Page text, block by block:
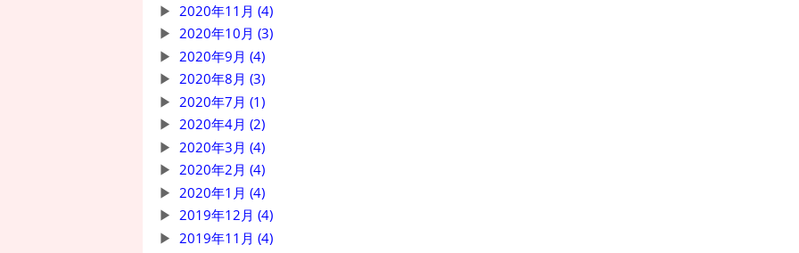
2020年11月 (4)
2020年10月 (3)
2020年9月 (4)
2020年8月 (3)
2020年7月 (1)
2020年4月 (2)
2020年3月 (4)
2020年2月 (4)
2020年1月 (4)
2019年12月 (4)
2019年11月 (4)